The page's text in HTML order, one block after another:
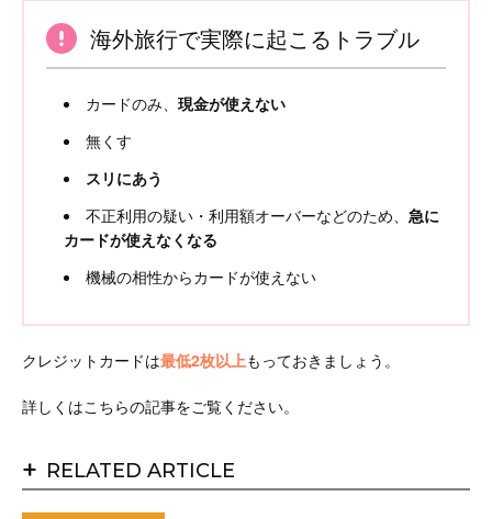
海外旅行で実際に起こるトラブル
カードのみ、 現金が使えない
無くす
スリにあう
不正利用の疑い・利用額オーバーなどのため、 急に
カードが使えなくなる
機械の相性からカードが使えない
クレジットカードは最低2枚以上もっておきましょう。
詳しくはこちらの記事をご覧ください。
+ RELATED ARTICLE